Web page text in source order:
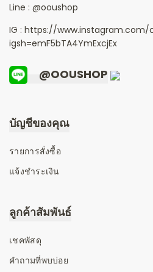
Line : @ooushop
IG : https://www.instagram.com/
igsh=emF5bTA4YmExcjEx
@OOUSHOP
บัญชีของคุณ
รายการสั่งซื้อ
แจ้งชำระเงิน
ลูกค้าสัมพันธ์
เชคพัสดุ
คำถามที่พบบ่อย